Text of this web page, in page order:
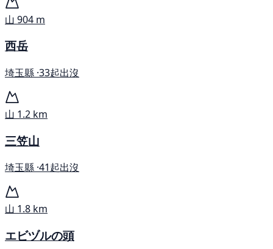
山 904 m
西岳
埼玉縣 ·33起出沒
山 1.2 km
三笠山
埼玉縣 ·41起出沒
山 1.8 km
エビヅルの頭